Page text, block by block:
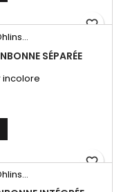
favorite_border
SÉPARÉE
incolore
favorite_border